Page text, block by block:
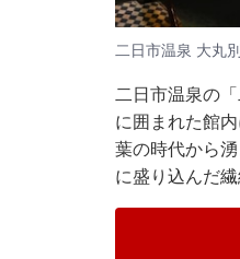
二日市温泉 大丸
二日市温泉の
に囲まれた館
葉の時代から
に盛り込んだ